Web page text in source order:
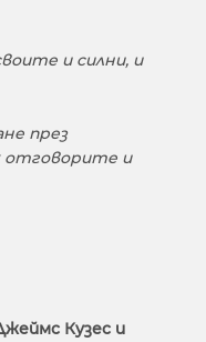
и силни, и
през
отговорите и
Кузес и